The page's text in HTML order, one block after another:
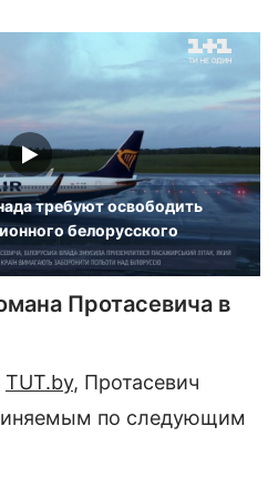
требуют освободить
белорусского
Протасевича в
TUT.by, Протасевич
по следующим